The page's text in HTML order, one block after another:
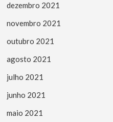
dezembro 2021
novembro 2021
outubro 2021
agosto 2021
julho 2021
junho 2021
maio 2021